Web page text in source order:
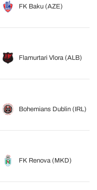
FK Baku (AZE)
Flamurtari Vlora (ALB)
Bohemians Dublin (IRL)
FK Renova (MKD)